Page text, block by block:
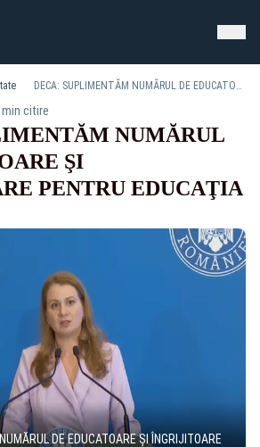
DECA: SUPLIMENTĂM NUMĂRUL DE EDUCATOARE ŞI ÎNGRIJITOARE PENTRU EDUCAŢIA TIMPURIE
min citire
NUMĂRUL
ŞI
PENTRU EDUCAŢIA
DE EDUCATOARE ŞI ÎNGRIJITOARE